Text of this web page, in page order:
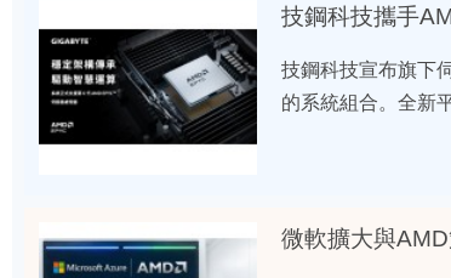
技鋼科技攜手
技鋼科技宣布旗下
的系統組合。全新
微軟擴大與